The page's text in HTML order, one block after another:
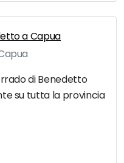
a Capua
di Benedetto
su tutta la provincia